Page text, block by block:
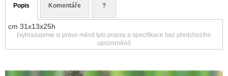
Popis Komentáře ?
cm 31x13x25h
(vyhrazujeme si právo měnit tyto popisy a specifikace bez předchozího
upozornění)